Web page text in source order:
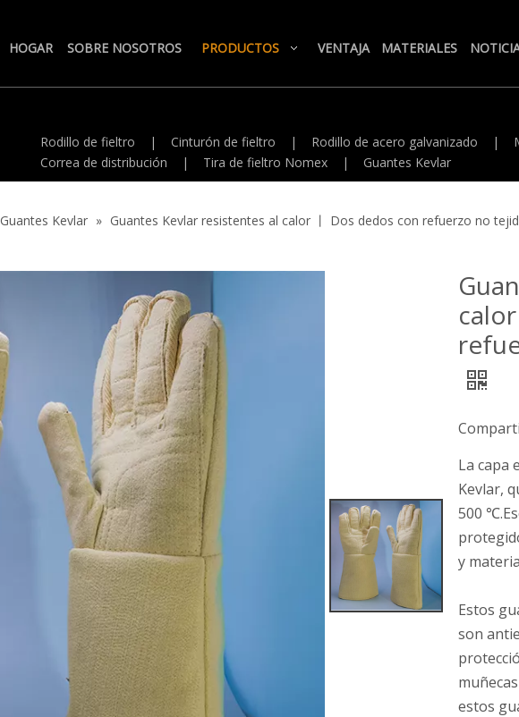
HOGAR SOBRE NOSOTROS PRODUCTOS VENTAJA MATERIALES
Rodillo de fieltro | Cinturón de fieltro | Rodillo de acero galvanizado |
Correa de distribución
| Tira de fieltro Nomex | Guantes Kevlar
Guantes Kevlar » Guantes Kevlar resistentes al calor 丨 Dos dedos con refuerzo no
La capa
Kevlar,
500
y
Estos
son
estos